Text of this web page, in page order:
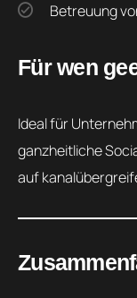
Betreuung
Für wen
Ideal für
ganzheitliche
auf